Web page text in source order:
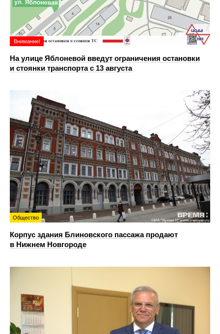
Внимание!
На улице Яблоневой введут ограничения остановки
и стоянки транспорта с 13 августа
Общество
Корпус здания Блиновского пассажа продают
в Нижнем Новгороде